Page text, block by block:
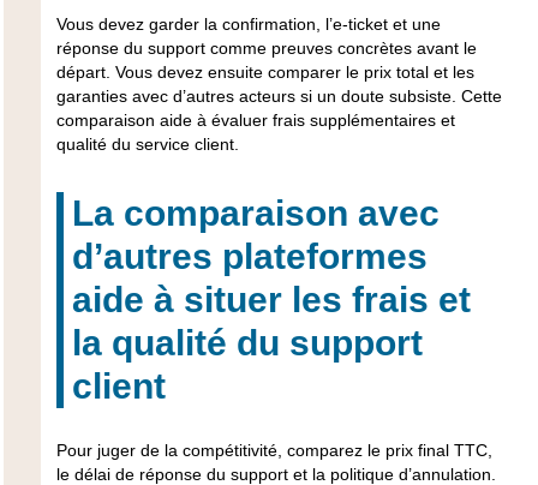
Vous devez garder la confirmation, l’e-ticket et une
réponse du support comme preuves concrètes avant le
départ. Vous devez ensuite comparer le prix total et les
garanties avec d’autres acteurs si un doute subsiste. Cette
comparaison aide à évaluer frais supplémentaires et
qualité du service client.
La comparaison avec
d’autres plateformes
aide à situer les frais et
la qualité du support
client
Pour juger de la compétitivité, comparez le prix final TTC,
le délai de réponse du support et la politique d’annulation.